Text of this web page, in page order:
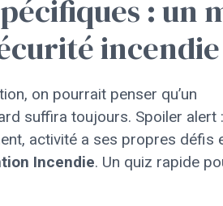
: un
incendie
on pourrait penser qu’un
suffira toujours. Spoiler alert
activité a ses propres défis
Incendie. Un quiz rapide